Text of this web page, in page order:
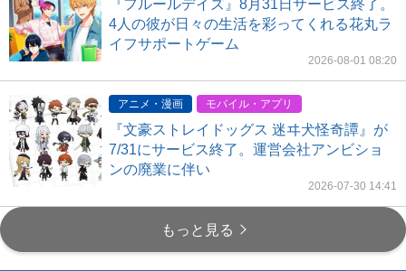
『フルールデイズ』8月31日サービス終了。
4人の彼が日々の生活を彩ってくれる花丸ラ
イフサポートゲーム
2026-08-01 08:20
アニメ・漫画 モバイル・アプリ
『文豪ストレイドッグス 迷ヰ犬怪奇譚』が
7/31にサービス終了。運営会社アンビショ
ンの廃業に伴い
2026-07-30 14:41
もっと見る